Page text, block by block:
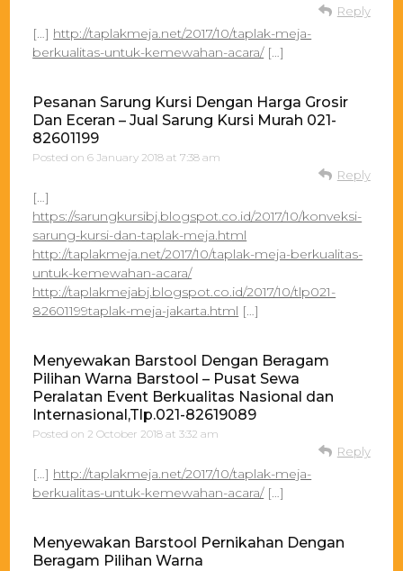
Reply
[…] http://taplakmeja.net/2017/10/taplak-meja-
berkualitas-untuk-kemewahan-acara/[…]
Pesanan Sarung Kursi Dengan Harga Grosir
Dan Eceran – Jual Sarung Kursi Murah 021-
82601199
Posted on6 January 2018 at 7:38 am
Reply
[…]
https://sarungkursibj.blogspot.co.id/2017/10/konveksi-
sarung-kursi-dan-taplak-meja.html
http://taplakmeja.net/2017/10/taplak-meja-berkualitas-
untuk-kemewahan-acara/
http://taplakmejabj.blogspot.co.id/2017/10/tlp021-
82601199taplak-meja-jakarta.html […]
Menyewakan Barstool Dengan Beragam
Pilihan Warna Barstool – Pusat Sewa
Peralatan Event Berkualitas Nasional dan
Internasional,Tlp.021-82619089
Posted on 2 October 2018 at 3:32 am
Reply
[…] http://taplakmeja.net/2017/10/taplak-meja-
berkualitas-untuk-kemewahan-acara/[…]
Menyewakan Barstool Pernikahan Dengan
Beragam Pilihan Warna